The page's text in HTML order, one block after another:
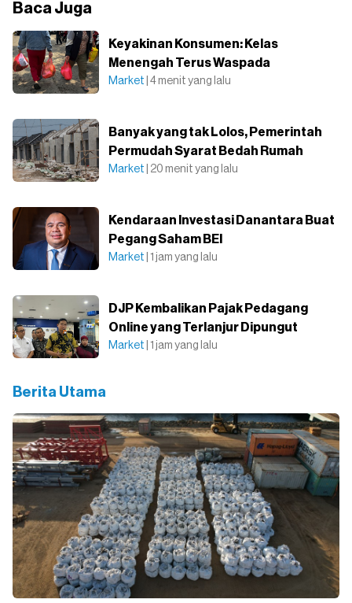
Baca Juga
Keyakinan Konsumen: Kelas
Menengah Terus Waspada
Market | 4 menit yang lalu
Banyak yang tak Lolos, Pemerintah
Permudah Syarat Bedah Rumah
Market | 20 menit yang lalu
Kendaraan Investasi Danantara Buat
Pegang Saham BEI
Market | 1 jam yang lalu
DJP Kembalikan Pajak Pedagang
Online yang Terlanjur Dipungut
Market | 1 jam yang lalu
Berita Utama